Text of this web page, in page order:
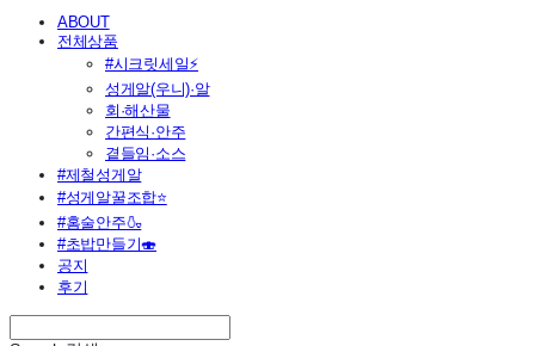
ABOUT
전체상품
#시크릿세일⚡
성게알(우니)·알
회·해산물
간편식·안주
곁들임·소스
#제철성게알
#성게알꿀조합⭐
#홈술안주🍶
#초밥만들기🍣
공지
후기